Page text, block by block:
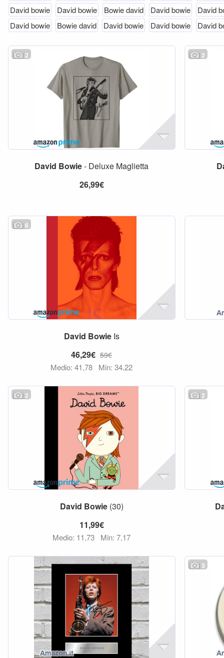
David bowie
David bowie Bowie david David bowie
David
David bowie
Bowie david David bowie David bowie David
2
David Bowie- Deluxe Maglietta
26,99€
2
6
David BowieIs
46,29€ 59€
Medio: 41,78 Min: 34,22
2
David Bowie(30)
11,99€
Medio: 11,73 Min: 7,17
2
3